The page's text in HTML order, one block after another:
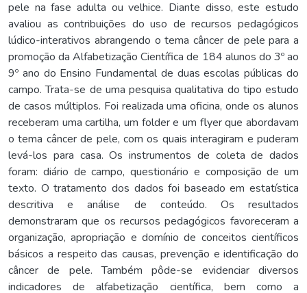
pele na fase adulta ou velhice. Diante disso, este estudo
avaliou as contribuições do uso de recursos pedagógicos
lúdico-interativos abrangendo o tema câncer de pele para a
promoção da Alfabetização Científica de 184 alunos do 3º ao
9º ano do Ensino Fundamental de duas escolas públicas do
campo. Trata-se de uma pesquisa qualitativa do tipo estudo
de casos múltiplos. Foi realizada uma oficina, onde os alunos
receberam uma cartilha, um folder e um flyer que abordavam
o tema câncer de pele, com os quais interagiram e puderam
levá-los para casa. Os instrumentos de coleta de dados
foram: diário de campo, questionário e composição de um
texto. O tratamento dos dados foi baseado em estatística
descritiva e análise de conteúdo. Os resultados
demonstraram que os recursos pedagógicos favoreceram a
organização, apropriação e domínio de conceitos científicos
básicos a respeito das causas, prevenção e identificação do
câncer de pele. Também pôde-se evidenciar diversos
indicadores de alfabetização científica, bem como a